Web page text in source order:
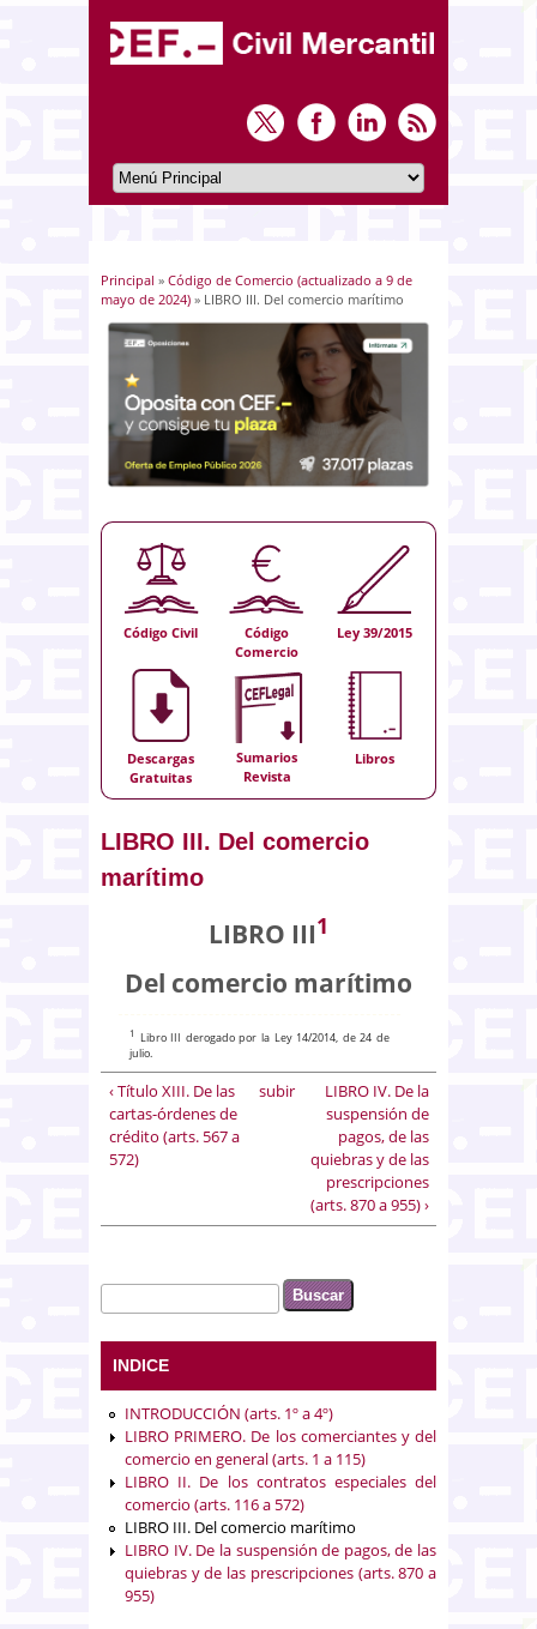
Usted está aquí
Principal » Código de Comercio (actualizado a 9 de
mayo de 2024) » LIBRO III. Del comercio marítimo
Código Civil
Código
Comercio
Ley 39/2015
Descargas
Gratuitas
Sumarios
Revista
Libros
LIBRO III. Del comercio
marítimo
LIBRO III1
Del comercio marítimo
1 Libro III derogado por la Ley 14/2014, de 24 de
julio.
‹ Título XIII. De las
cartas-órdenes de
crédito (arts. 567 a
572)
subir
LIBRO IV. De la
suspensión de
pagos, de las
quiebras y de las
prescripciones
(arts. 870 a 955) ›
Formulario de búsqueda
Buscar
INDICE
INTRODUCCIÓN (arts. 1º a 4º)
LIBRO PRIMERO. De los comerciantes y del
comercio en general (arts. 1 a 115)
LIBRO II. De los contratos especiales del
comercio (arts. 116 a 572)
LIBRO III. Del comercio marítimo
LIBRO IV. De la suspensión de pagos, de las
quiebras y de las prescripciones (arts. 870 a
955)